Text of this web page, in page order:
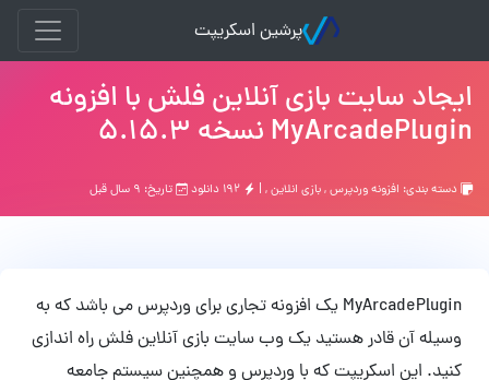
پرشین اسکریپت
ایجاد سایت بازی آنلاین فلش با افزونه
MyArcadePlugin نسخه 5.15.3
دسته بندی: افزونه وردپرس,بازي انلاين, | تاریخ: ۹ سال قبل
MyArcadePlugin یک افزونه تجاری برای وردپرس می باشد که به
وسیله آن قادر هستید یک وب سایت بازی آنلاین فلش راه اندازی
کنید. این اسکریپت که با وردپرس و همچنین سیستم جامعه